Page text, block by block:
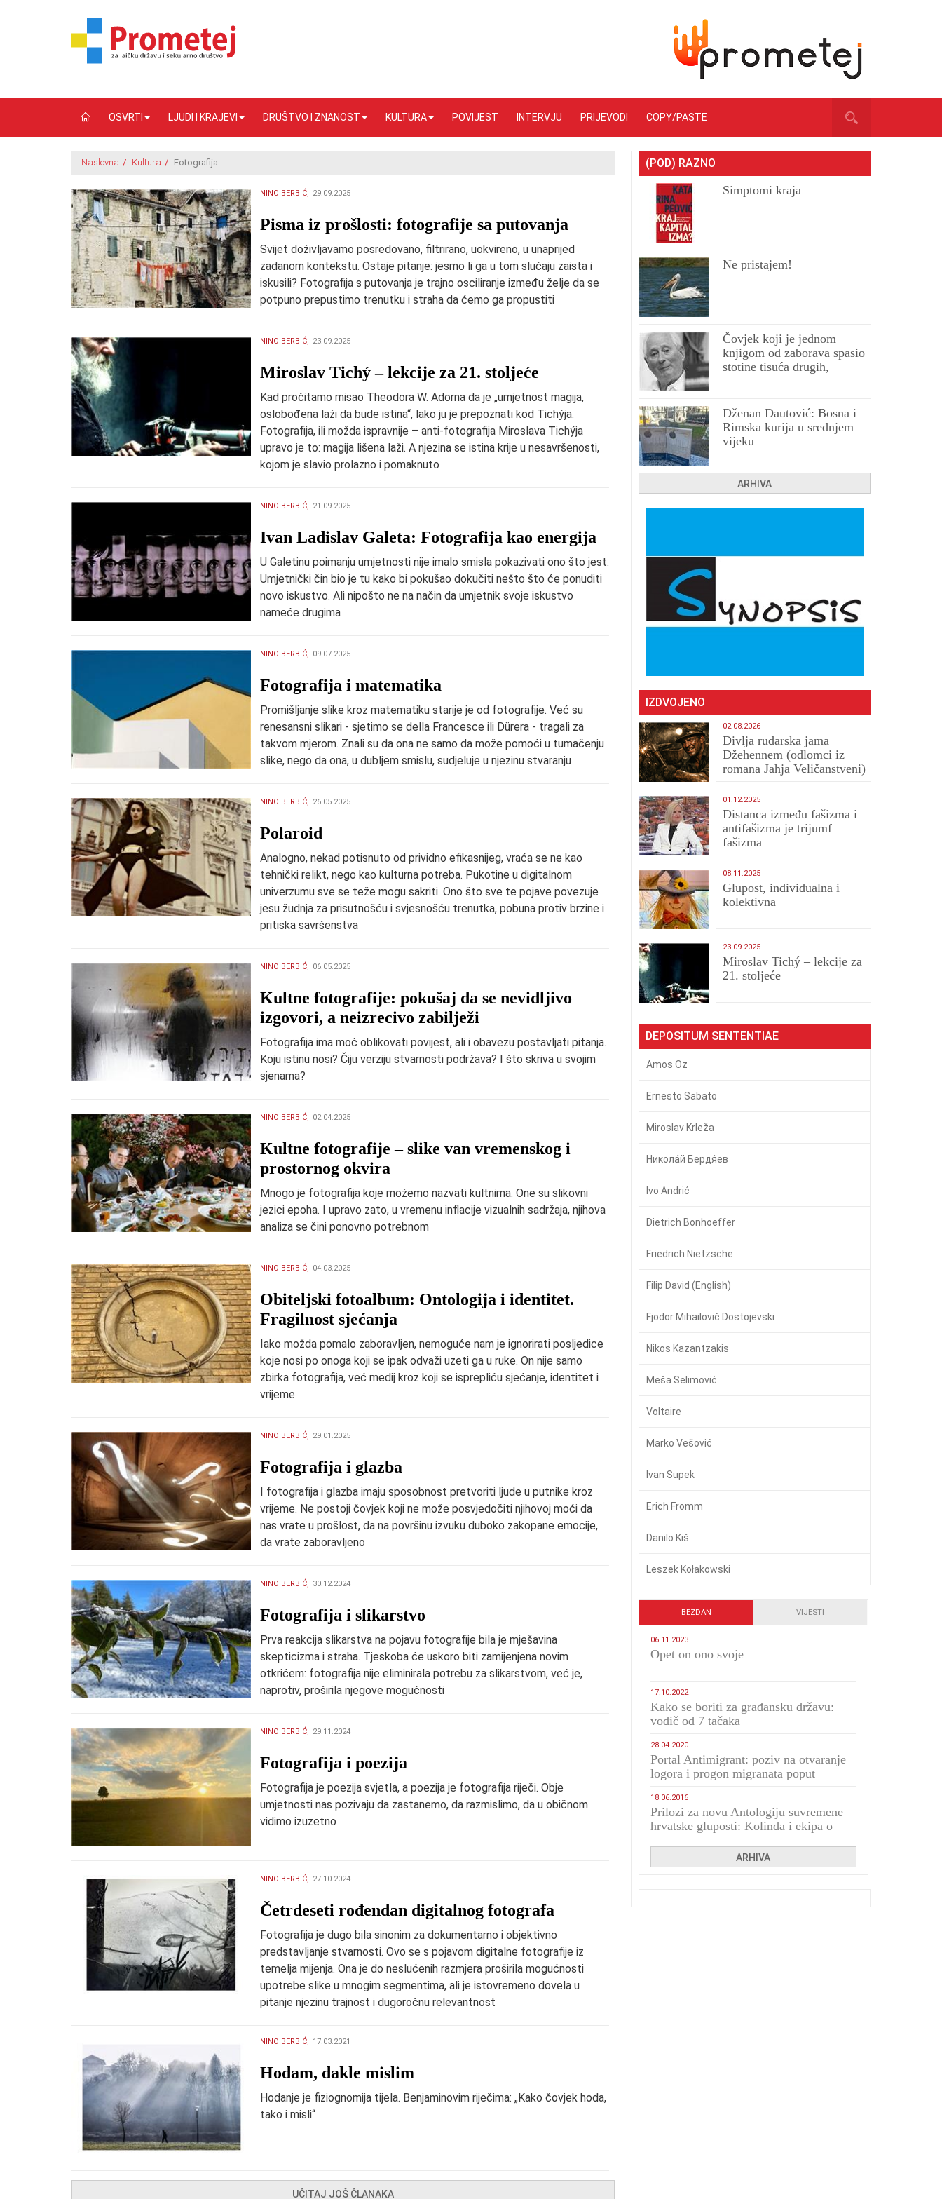
OSVRTI LJUDI I KRAJEVI DRUŠTVO I ZNANOST KULTURA POVIJEST INTERVJU PRIJEVODI COPY/PASTE
Naslovna / Kultura / Fotografija
NINO BERBIĆ, 29.09.2025
Pisma iz prošlosti: fotografije sa putovanja
Svijet doživljavamo posredovano, filtrirano, uokvireno, u unaprijed
zadanom kontekstu. Ostaje pitanje: jesmo li ga u tom slučaju zaista i
iskusili? Fotografija s putovanja je trajno osciliranje između želje da se
potpuno prepustimo trenutku i straha da ćemo ga propustiti
NINO BERBIĆ, 23.09.2025
Miroslav Tichý – lekcije za 21. stoljeće
Kad pročitamo misao Theodora W. Adorna da je „umjetnost magija,
oslobođena laži da bude istina“, lako ju je prepoznati kod Tichýja.
Fotografija, ili možda ispravnije – anti-fotografija Miroslava Tichýja
upravo je to: magija lišena laži. A njezina se istina krije u nesavršenosti,
kojom je slavio prolazno i pomaknuto
NINO BERBIĆ, 21.09.2025
​Ivan Ladislav Galeta: Fotografija kao energija
U Galetinu poimanju umjetnosti nije imalo smisla pokazivati ono što jest.
Umjetnički čin bio je tu kako bi pokušao dokučiti nešto što će ponuditi
novo iskustvo. Ali nipošto ne na način da umjetnik svoje iskustvo
nameće drugima
NINO BERBIĆ, 09.07.2025
​Fotografija i matematika
Promišljanje slike kroz matematiku starije je od fotografije. Već su
renesansni slikari - sjetimo se della Francesce ili Dürera - tragali za
takvom mjerom. Znali su da ona ne samo da može pomoći u tumačenju
slike, nego da ona, u dubljem smislu, sudjeluje u njezinu stvaranju
NINO BERBIĆ, 26.05.2025
Polaroid
Analogno, nekad potisnuto od prividno efikasnijeg, vraća se ne kao
tehnički relikt, nego kao kulturna potreba. Pukotine u digitalnom
univerzumu sve se teže mogu sakriti. Ono što sve te pojave povezuje
jesu žudnja za prisutnošću i svjesnošću trenutka, pobuna protiv brzine i
pritiska savršenstva
NINO BERBIĆ, 06.05.2025
Kultne fotografije: pokušaj da se nevidljivo
izgovori, a neizrecivo zabilježi
Fotografija ima moć oblikovati povijest, ali i obavezu postavljati pitanja.
Koju istinu nosi? Čiju verziju stvarnosti podržava? I što skriva u svojim
sjenama?
NINO BERBIĆ, 02.04.2025
​Kultne fotografije – slike van vremenskog i
prostornog okvira
Mnogo je fotografija koje možemo nazvati kultnima. One su slikovni
jezici epoha. I upravo zato, u vremenu inflacije vizualnih sadržaja, njihova
analiza se čini ponovno potrebnom
NINO BERBIĆ, 04.03.2025
​Obiteljski fotoalbum: Ontologija i identitet.
Fragilnost sjećanja
Iako možda pomalo zaboravljen, nemoguće nam je ignorirati posljedice
koje nosi po onoga koji se ipak odvaži uzeti ga u ruke. On nije samo
zbirka fotografija, već medij kroz koji se isprepliću sjećanje, identitet i
vrijeme
NINO BERBIĆ, 29.01.2025
​Fotografija i glazba
I fotografija i glazba imaju sposobnost pretvoriti ljude u putnike kroz
vrijeme. Ne postoji čovjek koji ne može posvjedočiti njihovoj moći da
nas vrate u prošlost, da na površinu izvuku duboko zakopane emocije,
da vrate zaboravljeno
NINO BERBIĆ, 30.12.2024
​Fotografija i slikarstvo
Prva reakcija slikarstva na pojavu fotografije bila je mješavina
skepticizma i straha. Tjeskoba će uskoro biti zamijenjena novim
otkrićem: fotografija nije eliminirala potrebu za slikarstvom, već je,
naprotiv, proširila njegove mogućnosti
NINO BERBIĆ, 29.11.2024
Fotografija i poezija
Fotografija je poezija svjetla, a poezija je fotografija riječi. Obje
umjetnosti nas pozivaju da zastanemo, da razmislimo, da u običnom
vidimo izuzetno
NINO BERBIĆ, 27.10.2024
Četrdeseti rođendan digitalnog fotografa
Fotografija je dugo bila sinonim za dokumentarno i objektivno
predstavljanje stvarnosti. Ovo se s pojavom digitalne fotografije iz
temelja mijenja. Ona je do neslućenih razmjera proširila mogućnosti
upotrebe slike u mnogim segmentima, ali je istovremeno dovela u
pitanje njezinu trajnost i dugoročnu relevantnost
NINO BERBIĆ, 17.03.2021
Hodam, dakle mislim
Hodanje je fiziognomija tijela. Benjaminovim riječima: „Kako čovjek hoda,
tako i misli“
UČITAJ JOŠ ČLANAKA
(POD) RAZNO
Simptomi kraja
Ne pristajem!
Čovjek koji je jednom
knjigom od zaborava spasio
stotine tisuća drugih,
Dženan Dautović: Bosna i
Rimska kurija u srednjem
vijeku
ARHIVA
IZDVOJENO
02.08.2026
Divlja rudarska jama
Džehennem (odlomci iz
romana Jahja Veličanstveni)
01.12.2025
Distanca između fašizma i
antifašizma je trijumf
fašizma
08.11.2025
Glupost, individualna i
kolektivna
23.09.2025
Miroslav Tichý – lekcije za
21. stoljeće
DEPOSITUM SENTENTIAE
Amos Oz
Ernesto Sabato
Miroslav Krleža
Никола́й Бердя́ев
Ivo Andrić
Dietrich Bonhoeffer
Friedrich Nietzsche
Filip David (English)
Fjodor Mihailovič Dostojevski
Nikos Kazantzakis
Meša Selimović
Voltaire
Marko Vešović
Ivan Supek
Erich Fromm
Danilo Kiš
Leszek Kołakowski
BEZDAN VIJESTI
06.11.2023
​Opet on ono svoje
17.10.2022
Kako se boriti za građansku državu:
vodič od 7 tačaka
28.04.2020
Portal Antimigrant: poziv na otvaranje
logora i progon migranata poput
18.06.2016
Prilozi za novu Antologiju suvremene
hrvatske gluposti: Kolinda i ekipa o
ARHIVA